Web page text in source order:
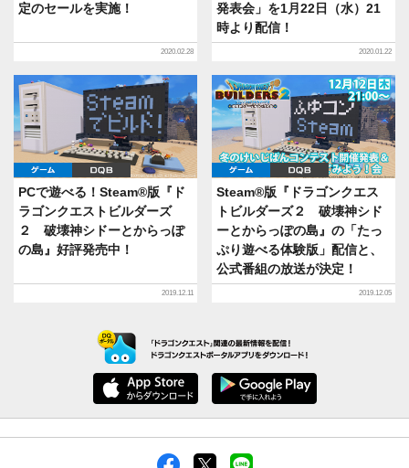
定のセールを実施！
2020.02.28
発表会」を1月22日（水）21
時より配信！
2020.01.22
ゲーム DQB
PCで遊べる！Steam®版『ド
ラゴンクエストビルダーズ
２ 破壊神シドーとからっぽ
の島』好評発売中！
2019.12.11
ゲーム DQB
Steam®版『ドラゴンクエス
トビルダーズ２ 破壊神シド
ーとからっぽの島』の「たっ
ぷり遊べる体験版」配信と、
公式番組の放送が決定！
2019.12.05